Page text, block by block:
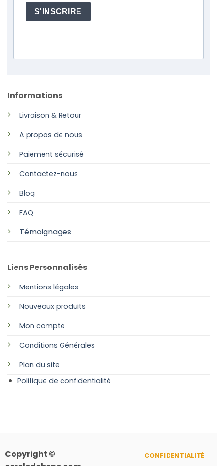
Informations
Livraison & Retour
A propos de nous
Paiement sécurisé
Contactez-nous
Blog
FAQ
Témoignages
Liens Personnalisés
Mentions légales
Nouveaux produits
Mon compte
Conditions Générales
Plan du site
Politique de confidentialité
S'INSCRIRE
Copyright ©
CONFIDENTIALITÉ